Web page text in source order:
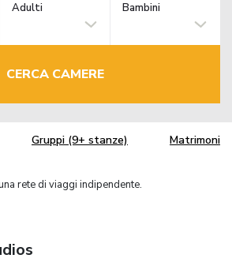
Adulti Bambini
CERCA CAMERE
Gruppi (9+ stanze) Matrimoni
rete di viaggi indipendente.